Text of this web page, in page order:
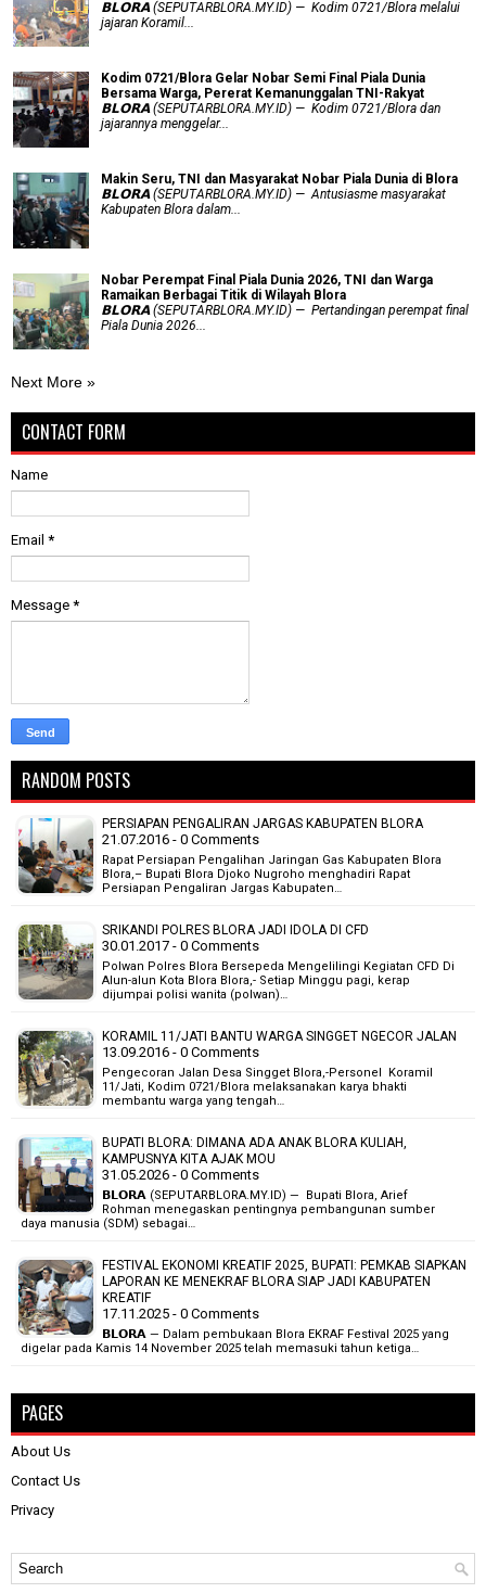
𝗕𝗟𝗢𝗥𝗔 (SEPUTARBLORA.MY.ID) — Kodim 0721/Blora melalui
jajaran Koramil...
Kodim 0721/Blora Gelar Nobar Semi Final Piala Dunia
Bersama Warga, Pererat Kemanunggalan TNI-Rakyat
𝗕𝗟𝗢𝗥𝗔 (SEPUTARBLORA.MY.ID) — Kodim 0721/Blora dan
jajarannya menggelar...
Makin Seru, TNI dan Masyarakat Nobar Piala Dunia di Blora
𝗕𝗟𝗢𝗥𝗔 (SEPUTARBLORA.MY.ID) — Antusiasme masyarakat
Kabupaten Blora dalam...
Nobar Perempat Final Piala Dunia 2026, TNI dan Warga
Ramaikan Berbagai Titik di Wilayah Blora
𝗕𝗟𝗢𝗥𝗔 (SEPUTARBLORA.MY.ID) — Pertandingan perempat final
Piala Dunia 2026...
Next More »
CONTACT FORM
Name
Email *
Message *
RANDOM POSTS
PERSIAPAN PENGALIRAN JARGAS KABUPATEN BLORA
21.07.2016 - 0 Comments
Rapat Persiapan Pengalihan Jaringan Gas Kabupaten Blora
Blora,– Bupati Blora Djoko Nugroho menghadiri Rapat
Persiapan Pengaliran Jargas Kabupaten…
SRIKANDI POLRES BLORA JADI IDOLA DI CFD
30.01.2017 - 0 Comments
Polwan Polres Blora Bersepeda Mengelilingi Kegiatan CFD Di
Alun-alun Kota Blora Blora,- Setiap Minggu pagi, kerap
dijumpai polisi wanita (polwan)…
KORAMIL 11/JATI BANTU WARGA SINGGET NGECOR JALAN
13.09.2016 - 0 Comments
Pengecoran Jalan Desa Singget Blora,-Personel Koramil
11/Jati, Kodim 0721/Blora melaksanakan karya bhakti
membantu warga yang tengah…
BUPATI BLORA: DIMANA ADA ANAK BLORA KULIAH,
KAMPUSNYA KITA AJAK MOU
31.05.2026 - 0 Comments
𝗕𝗟𝗢𝗥𝗔 (SEPUTARBLORA.MY.ID) — Bupati Blora, Arief
Rohman menegaskan pentingnya pembangunan sumber
daya manusia (SDM) sebagai…
FESTIVAL EKONOMI KREATIF 2025, BUPATI: PEMKAB SIAPKAN
LAPORAN KE MENEKRAF BLORA SIAP JADI KABUPATEN
KREATIF
17.11.2025 - 0 Comments
‎𝗕𝗟𝗢𝗥𝗔 — Dalam pembukaan Blora EKRAF Festival 2025 yang
digelar pada Kamis 14 November 2025 telah memasuki tahun ketiga…
PAGES
About Us
Contact Us
Privacy